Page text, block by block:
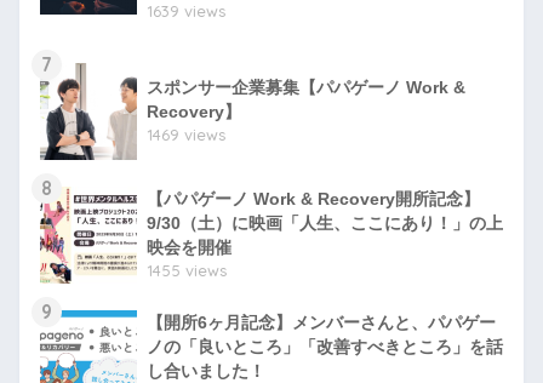
1639 views
7
スポンサー企業募集【パパゲーノ Work &
Recovery】
1469 views
8
【パパゲーノ Work & Recovery開所記念】
9/30（土）に映画「人生、ここにあり！」の上
映会を開催
1455 views
9
【開所6ヶ月記念】メンバーさんと、パパゲー
ノの「良いところ」「改善すべきところ」を話
し合いました！